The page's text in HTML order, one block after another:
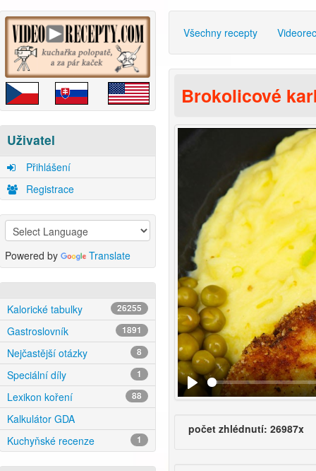
Uživatel
Přihlášení
Registrace
Powered by Translate
Kalorické tabulky 26255
Gastroslovník 1891
Nejčastější otázky 8
Speciální díly 1
Lexikon koření 88
Kalkulátor GDA
Kuchyňské recenze
1
Všechny recepty
Brokolicové
počet zhlédnutí: 26987x